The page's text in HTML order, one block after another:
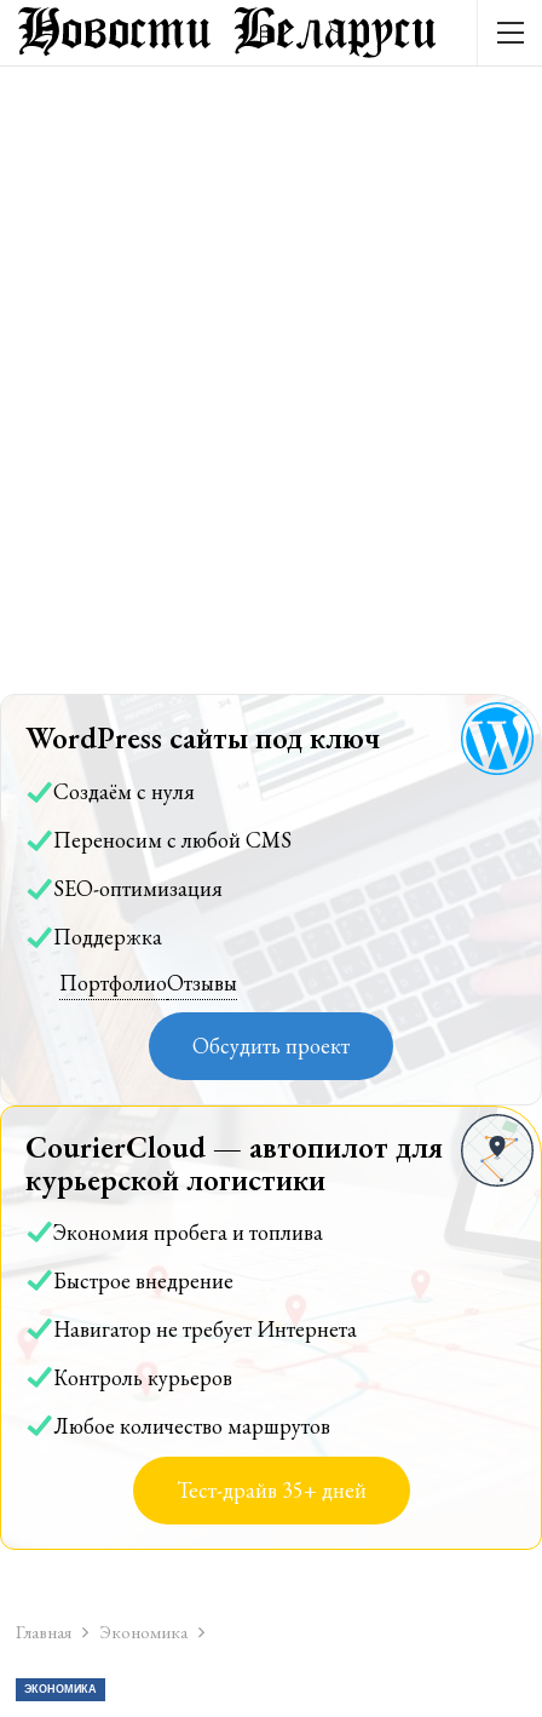
WordPress сайты под ключ
Создаём с нуля
Переносим с любой CMS
SEO-оптимизация
Поддержка
ПортфолиоОтзывы
Обсудить проект
CourierCloud — автопилот для
курьерской логистики
Экономия пробега и топлива
Быстрое внедрение
Навигатор не требует Интернета
Контроль курьеров
Любое количество маршрутов
Тест-драйв 35+ дней
Главная Экономика
ЭКОНОМИКА